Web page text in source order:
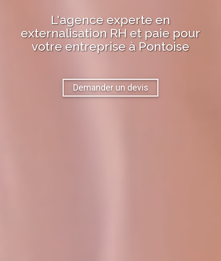
L'agence experte en
externalisation RH et paie pour
votre entreprise à Pontoise
Demander un devis